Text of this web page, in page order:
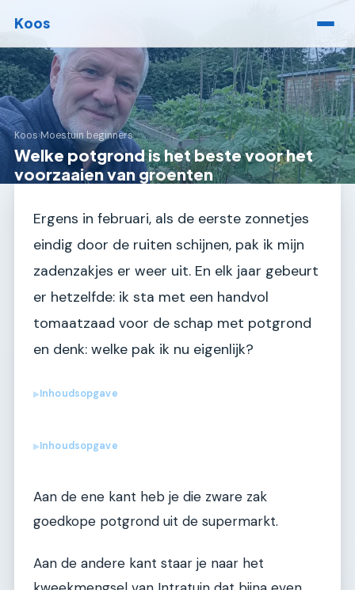
Koos
Koos›Moestuin beginners
Welke potgrond is het beste voor het
voorzaaien van groenten
Ergens in februari, als de eerste zonnetjes
eindig door de ruiten schijnen, pak ik mijn
zadenzakjes er weer uit. En elk jaar gebeurt
er hetzelfde: ik sta met een handvol
tomaatzaad voor de schap met potgrond
en denk: welke pak ik nu eigenlijk?
▶Inhoudsopgave
▶Inhoudsopgave
Aan de ene kant heb je die zware zak
goedkope potgrond uit de supermarkt.
Aan de andere kant staar je naar het